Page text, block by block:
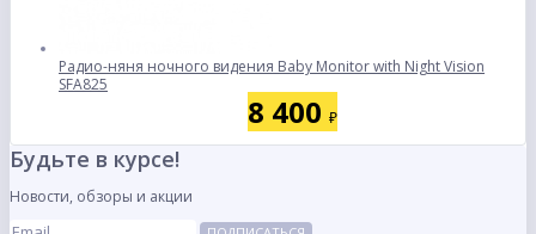
Радио-няня ночного видения Baby Monitor with Night Vision
SFA825
8 400 ₽
Будьте в курсе!
Новости, обзоры и акции